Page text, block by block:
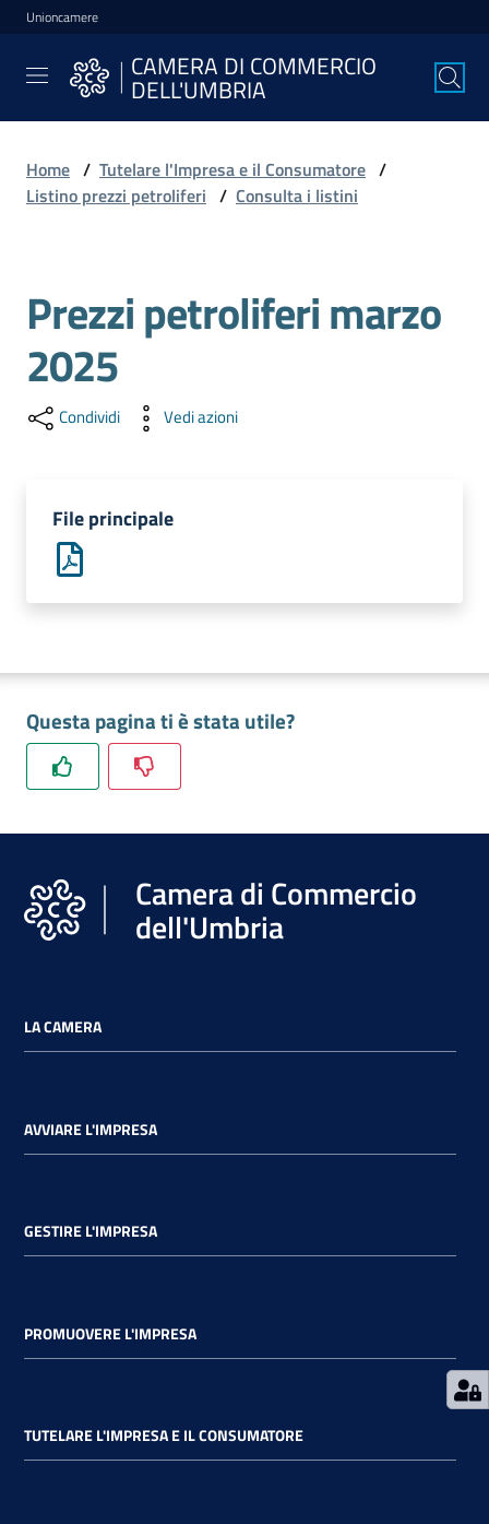
Vai al contenuto
Vai alla navigazione
Vai al footer
Unioncamere
CAMERA DI COMMERCIO
DELL'UMBRIA
CAMERA DI
COMMERCIO
DELL'UMBRIA
Avviare
l'Impresa
Promuovere
l'Impresa
e
Tutelare
l'Impresa
il
L'Impresa
ce
di
Re
Seguici
su
Home / Tutelare l'Impresa e il Consumatore /
Listino prezzi petroliferi / Consulta i listini
Prezzi petroliferi marzo
2025
Condividi Vedi azioni
File principale
Questa pagina ti è stata utile?
Camera di Commercio
dell'Umbria
LA CAMERA
AVVIARE L'IMPRESA
GESTIRE L'IMPRESA
PROMUOVERE L'IMPRESA
TUTELARE L'IMPRESA E IL CONSUMATORE